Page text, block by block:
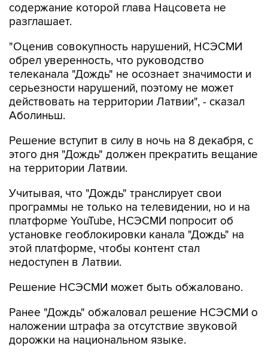
содержание которой глава Нацсовета не
разглашает.
"Оценив совокупность нарушений, НСЭСМИ
обрел уверенность, что руководство
телеканала "Дождь" не осознает значимости и
серьезности нарушений, поэтому не может
действовать на территории Латвии", - сказал
Аболиньш.
Решение вступит в силу в ночь на 8 декабря, с
этого дня "Дождь" должен прекратить вещание
на территории Латвии.
Учитывая, что "Дождь" транслирует свои
программы не только на телевидении, но и на
платформе YouTube, НСЭСМИ попросит об
установке геоблокировки канала "Дождь" на
этой платформе, чтобы контент стал
недоступен в Латвии.
Решение НСЭСМИ может быть обжаловано.
Ранее "Дождь" обжаловал решение НСЭСМИ о
наложении штрафа за отсутствие звуковой
дорожки на национальном языке.